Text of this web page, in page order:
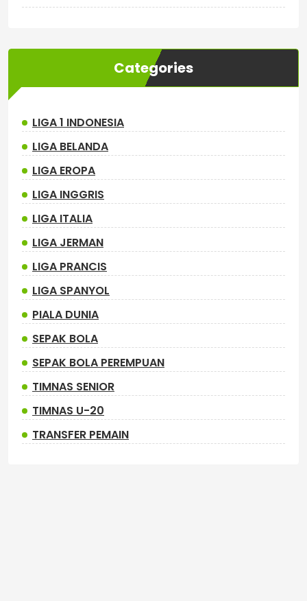
Categories
LIGA 1 INDONESIA
LIGA BELANDA
LIGA EROPA
LIGA INGGRIS
LIGA ITALIA
LIGA JERMAN
LIGA PRANCIS
LIGA SPANYOL
PIALA DUNIA
SEPAK BOLA
SEPAK BOLA PEREMPUAN
TIMNAS SENIOR
TIMNAS U-20
TRANSFER PEMAIN